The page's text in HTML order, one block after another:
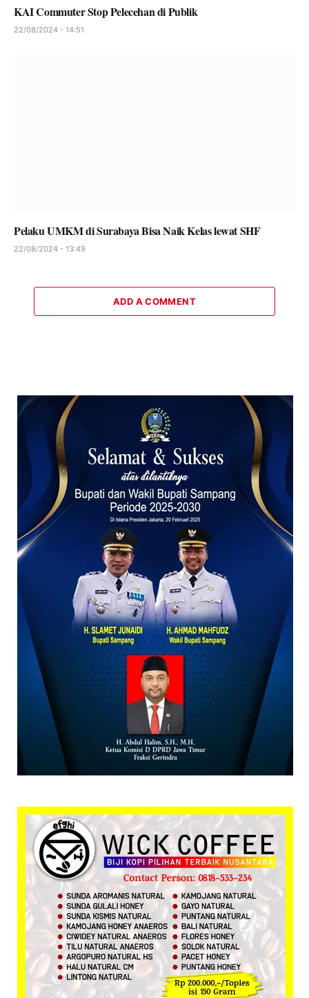
KAI Commuter Stop Pelecehan di Publik
22/08/2024 - 14:51
Pelaku UMKM di Surabaya Bisa Naik Kelas lewat SHF
22/08/2024 - 13:49
ADD A COMMENT